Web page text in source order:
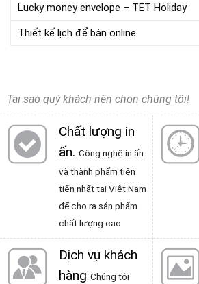
Lucky money envelope – TET Holiday
Thiết kế lịch để bàn online
Tại sao quý khách nên chọn chúng tôi!
Chất lượng in
ấn. Công nghệ in ấn
và thành phẩm tiên
tiến nhất tại Việt Nam
để cho ra sản phẩm
chất lượng cao
Dịch vụ khách
hàng Chúng tôi